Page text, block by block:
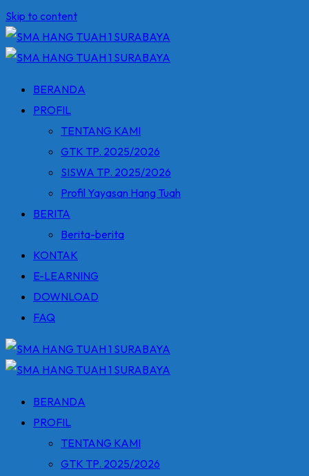
Skip to content
BERANDA
PROFIL
TENTANG KAMI
GTK TP. 2025/2026
SISWA TP. 2025/2026
Profil Yayasan Hang Tuah
BERITA
Berita-berita
KONTAK
E-LEARNING
DOWNLOAD
FAQ
BERANDA
PROFIL
TENTANG KAMI
GTK TP. 2025/2026